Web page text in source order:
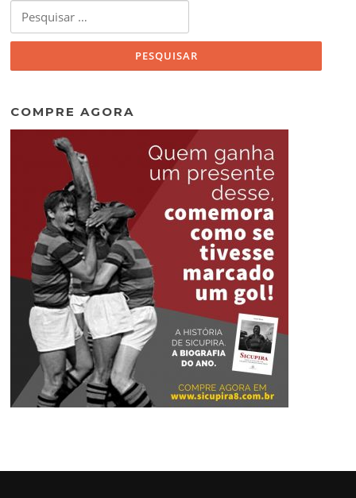
por:
COMPRE AGORA